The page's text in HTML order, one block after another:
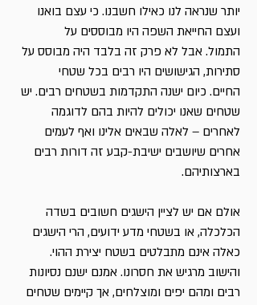
יותר שנראה לנו כאילו חשבנו. כי עצם בואנו
ועצם החייאת השפה היו מבוססים על
התמול. אבל לא פרק זה בלבד היה מבוסס על
סתירות, הגישושים היו רבים בכל שטחי
החיים. כיום ישנה התקדמות בשטחים רבים. יש
שטחים שאנו יכולים להיות בהם לדוגמה
לאחרים – לאלה שבאים אלינו ואף לעמים
אחרים שיושבים ישיבת-קבע זה דורות רבים
בארצותיהם.
אולם אם יש לציין הישגים חשובים בשדה
הכלכלה, או בשטחי מדע ידועים, הרי הישגים
כאלה אינם מתבלטים בשטח יצירת ההוי.
והישוב מרגיש את חסרונו. אמנם ישנם נסיונות
רבים ומהם יפים ומוצלחים, אך קיימים שטחים